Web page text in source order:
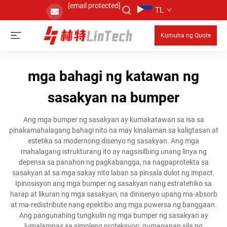
[email protected] TL
Kumuha ng Quote
mga bahagi ng katawan ng
sasakyan na bumper
Ang mga bumper ng sasakyan ay kumakatawan sa isa sa
pinakamahalagang bahagi nito na may kinalaman sa kaligtasan at
estetika sa modernong disenyo ng sasakyan. Ang mga
mahalagang istrukturang ito ay nagsisilbing unang linya ng
depensa sa panahon ng pagkabangga, na nagpaprotekta sa
sasakyan at sa mga sakay nito laban sa pinsala dulot ng impact.
Ipinosisyon ang mga bumper ng sasakyan nang estratehiko sa
harap at likuran ng mga sasakyan, na dinisenyo upang ma-absorb
at ma-redistribute nang epektibo ang mga puwersa ng banggaan.
Ang pangunahing tungkulin ng mga bumper ng sasakyan ay